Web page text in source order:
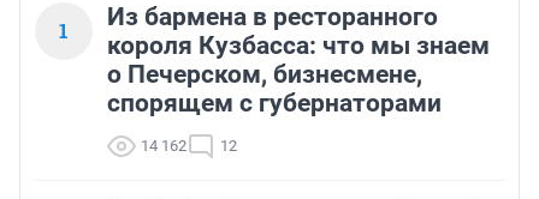
1
Из бармена в ресторанного
короля Кузбасса: что мы знаем
о Печерском, бизнесмене,
спорящем с губернаторами
14 162 12